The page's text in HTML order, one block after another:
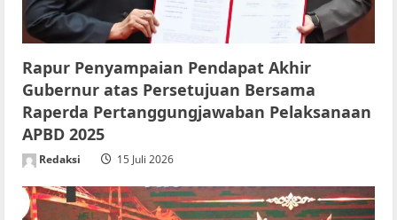
o
n
Rapur Penyampaian Pendapat Akhir
Gubernur atas Persetujuan Bersama
Raperda Pertanggungjawaban Pelaksanaan
APBD 2025
Redaksi 15 Juli 2026